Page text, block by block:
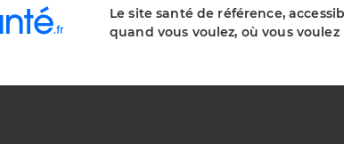
Le site santé de référence,
quand vous voulez, où vous voulez